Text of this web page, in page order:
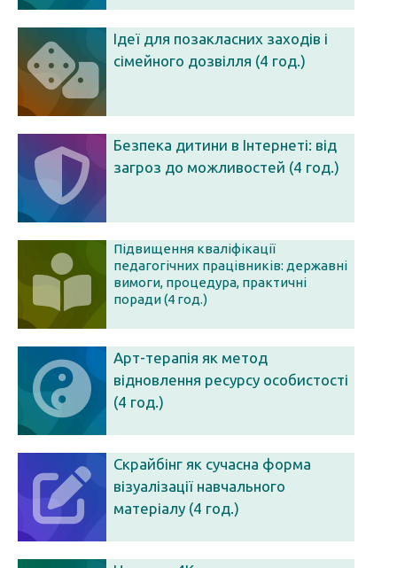
Ідеї для позакласних заходів і
сімейного дозвілля (4 год.)
Безпека дитини в Інтернеті: від
загроз до можливостей (4 год.)
Підвищення кваліфікації
педагогічних працівників: державні
вимоги, процедура, практичні
поради (4 год.)
Арт-терапія як метод
відновлення ресурсу особистості
(4 год.)
Скрайбінг як сучасна форма
візуалізації навчального
матеріалу (4 год.)